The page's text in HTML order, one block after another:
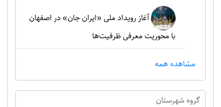
آغاز رویداد ملی «ایران جان» در اصفهان
با محوریت معرفی ظرفیت‌ها
مشاهده همه
گروه شهرستان